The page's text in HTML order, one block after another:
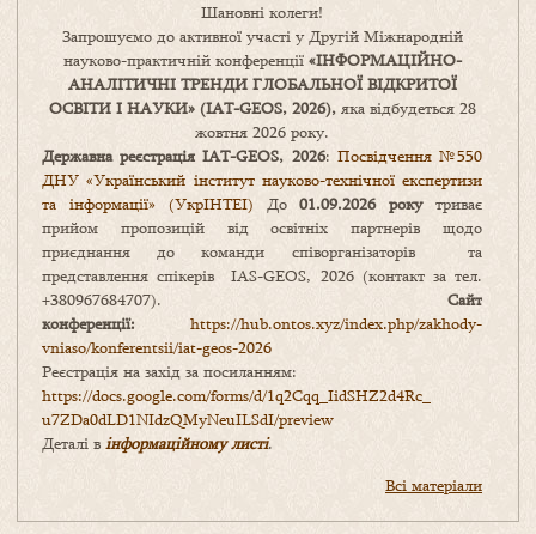
Шановні колеги!
Запрошуємо до активної участі у Другій Міжнародній
науково-практичній конференції «ІНФОРМАЦІЙНО-
АНАЛІТИЧНІ ТРЕНДИ ГЛОБАЛЬНОЇ ВІДКРИТОЇ
ОСВІТИ І НАУКИ» (IAT-GEOS, 2026),яка відбудеться 28
жовтня 2026 року.
Державна реєстрація IAT-GEOS, 2026: Посвідчення №550
ДНУ «Український інститут науково-технічної експертизи
та інформації» (УкрІНТЕІ) До01.09.2026 рокутриває
прийом пропозицій від освітніх партнерів щодо
приєднання до команди співорганізаторів та
представлення спікерів IAS-GEOS, 2026 (контакт за тел.
+380967684707). Сайт
конференції: https://hub.ontos.xyz/index.php/zakhody-
vniaso/konferentsii/iat-geos-2026
Реєстрація на захід за посиланням:
https://docs.google.com/forms/d/1q2Cqq_IidSHZ2d4Rc_
u7ZDa0dLD1NIdzQMyNeuILSdI/preview
Деталі в інформаційному листі.
Всі матеріали